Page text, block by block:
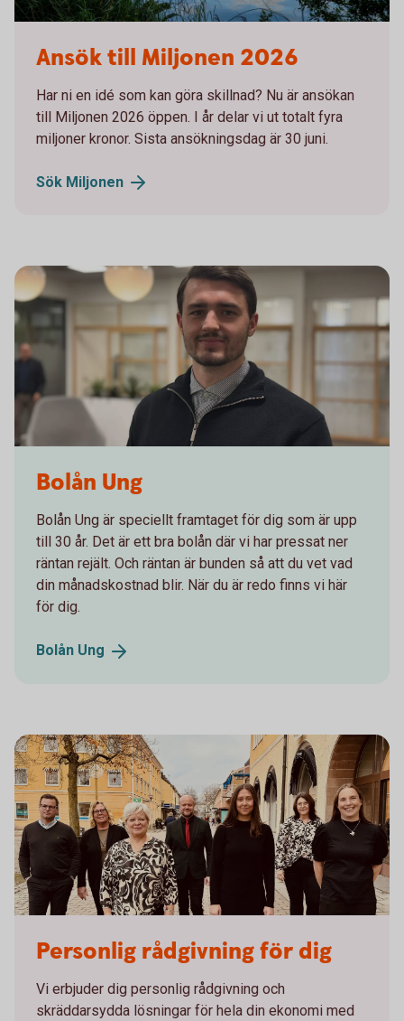
Ansök till Miljonen 2026
Har ni en idé som kan göra skillnad? Nu är ansökan
till Miljonen 2026 öppen. I år delar vi ut totalt fyra
miljoner kronor. Sista ansökningsdag är 30 juni.
Sök Miljonen
Bolån Ung
Bolån Ung är speciellt framtaget för dig som är upp
till 30 år. Det är ett bra bolån där vi har pressat ner
räntan rejält. Och räntan är bunden så att du vet vad
din månadskostnad blir. När du är redo finns vi här
för dig.
Bolån Ung
Personlig rådgivning för dig
Vi erbjuder dig personlig rådgivning och
skräddarsydda lösningar för hela din ekonomi med